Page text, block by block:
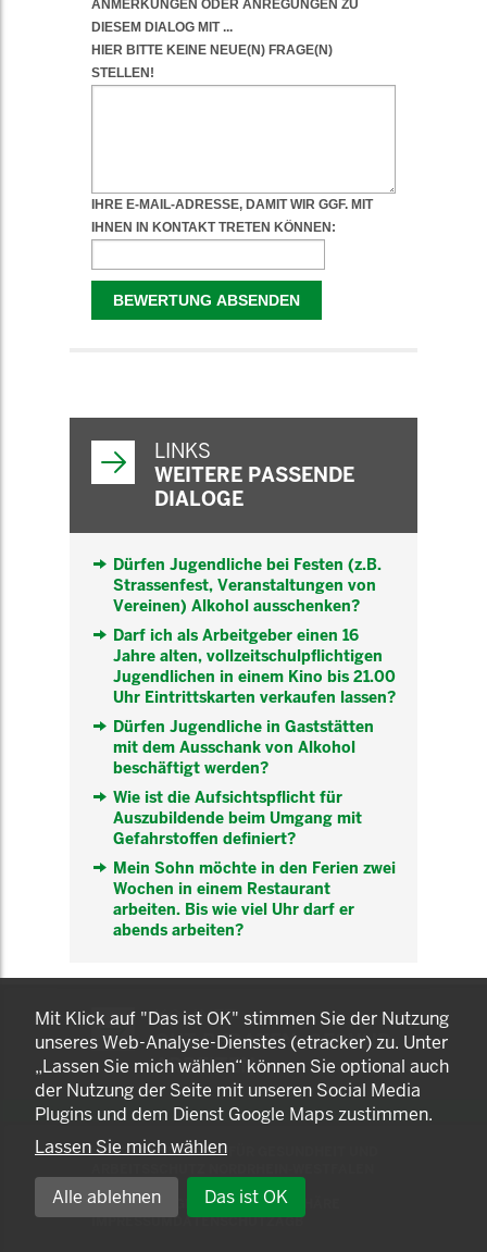
LINKS
WEITERE PASSENDE
DIALOGE
Dürfen Jugendliche bei Festen (z.B.
Strassenfest, Veranstaltungen von
Vereinen) Alkohol ausschenken?
Darf ich als Arbeitgeber einen 16
Jahre alten, vollzeitschulpflichtigen
Jugendlichen in einem Kino bis 21.00
Uhr Eintrittskarten verkaufen lassen?
Dürfen Jugendliche in Gaststätten
mit dem Ausschank von Alkohol
beschäftigt werden?
Wie ist die Aufsichtspflicht für
Auszubildende beim Umgang mit
Gefahrstoffen definiert?
Mein Sohn möchte in den Ferien zwei
Wochen in einem Restaurant
arbeiten. Bis wie viel Uhr darf er
abends arbeiten?
KOMNET
GUT BERATEN. GESUND
ARBEITEN.
© 2025 LANDESAMT FÜR GESUNDHEIT UND
EINSTELLUNGEN ZUR PRIVATSPHÄRE
IMPRESSUMDATENSCHUTZAGB
Mit Klick auf "Das ist OK" stimmen Sie der Nutzung
unseres Web-Analyse-Dienstes (etracker) zu. Unter
„Lassen Sie mich wählen“ können Sie optional auch
der Nutzung der Seite mit unseren Social Media
Plugins und dem Dienst Google Maps zustimmen.
Lassen Sie mich wählen
Alle ablehnen Das ist OK